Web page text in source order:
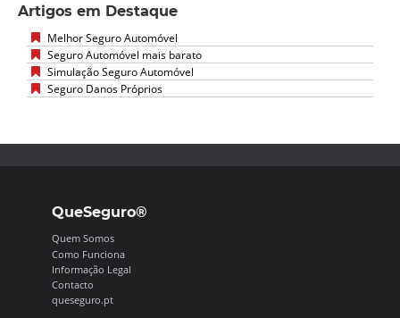
Artigos em Destaque
Melhor Seguro Automóvel
Seguro Automóvel mais barato
Simulação Seguro Automóvel
Seguro Danos Próprios
QueSeguro®
Quem Somos
Como Funciona
Informação Legal
Contacto
queseguro.pt